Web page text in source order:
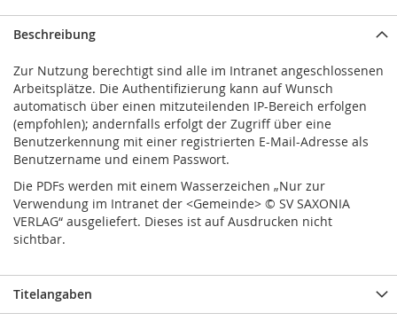
Beschreibung
Zur Nutzung berechtigt sind alle im Intranet angeschlossenen
Arbeitsplätze. Die Authentifizierung kann auf Wunsch
automatisch über einen mitzuteilenden IP-Bereich erfolgen
(empfohlen); andernfalls erfolgt der Zugriff über eine
Benutzerkennung mit einer registrierten E-Mail-Adresse als
Benutzername und einem Passwort.
Die PDFs werden mit einem Wasserzeichen „Nur zur
Verwendung im Intranet der <Gemeinde> © SV SAXONIA
VERLAG“ ausgeliefert. Dieses ist auf Ausdrucken nicht
sichtbar.
Titelangaben